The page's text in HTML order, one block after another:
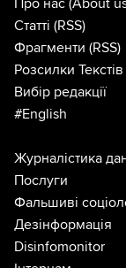
Статті (RSS)
Фрагменти (RSS)
Розсилки Текстів
Вибір редакції
#English
Журналістика
Послуги
Фальшиві
Дезінформація
Disinfomonitor